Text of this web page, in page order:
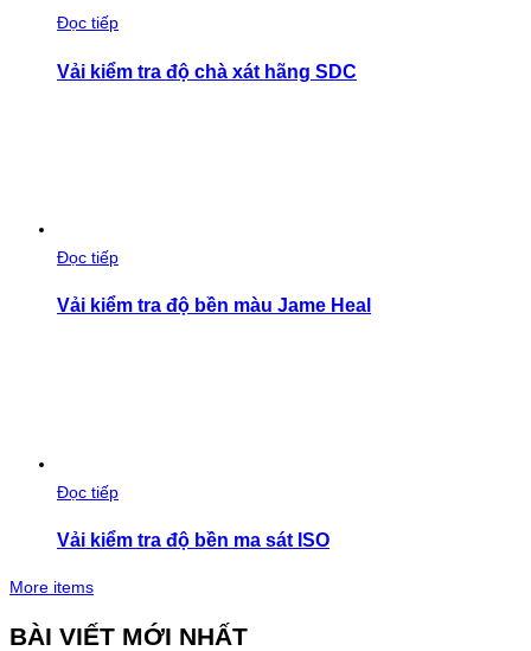
Đọc tiếp
Vải kiểm tra độ chà xát hãng SDC
Đọc tiếp
Vải kiểm tra độ bền màu Jame Heal
Đọc tiếp
Vải kiểm tra độ bền ma sát ISO
More items
BÀI VIẾT MỚI NHẤT